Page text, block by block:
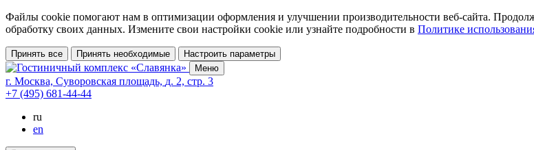
Файлы cookie помогают нам в оптимизации оформления и улучшении производительности веб-сайта.
обработку своих данных. Измените свои настройки cookie или узнайте подробности в Политике
Принять все Принять необходимые
Настроить параметры
Меню
г. Москва, Суворовская площадь, д. 2, стр. 3
+7 (495) 681-44-44
ru
en